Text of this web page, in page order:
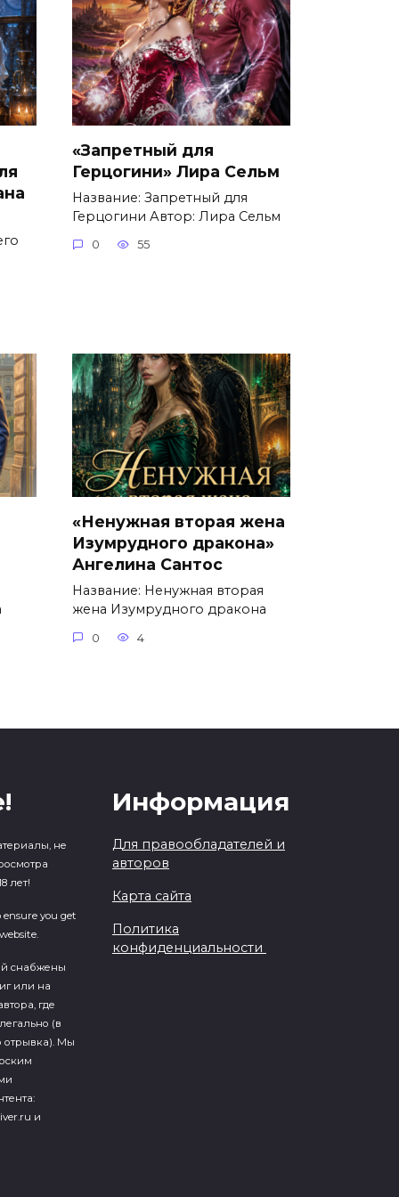
«Запретный для
Герцогини» Лира Сельм
Название: Запретный для
Герцогини Автор: Лира Сельм
0 55
«Ненужная вторая жена
Изумрудного дракона»
Ангелина Сантос
Название: Ненужная вторая
жена Изумрудного дракона
0 4
не
лет!
ensure you get
cнабжены
или на
где
(в
отрывка). Мы
и
Информация
Для правообладателей и
авторов
Карта сайта
Политика
конфиденциальности